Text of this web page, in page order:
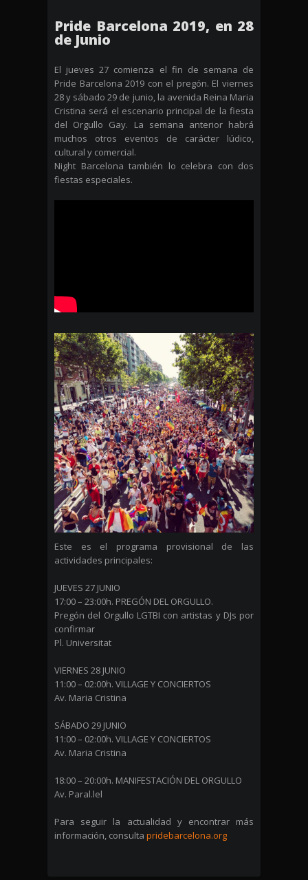
Pride Barcelona 2019, en 28
de Junio
El jueves 27 comienza el fin de semana de
Pride Barcelona 2019 con el pregón. El viernes
28 y sábado 29 de junio, la avenida Reina Maria
Cristina será el escenario principal de la fiesta
del Orgullo Gay. La semana anterior habrá
muchos otros eventos de carácter lúdico,
cultural y comercial.
Night Barcelona también lo celebra con dos
fiestas especiales.
Este es el programa provisional de las
actividades principales:
JUEVES 27 JUNIO
17:00 – 23:00h. PREGÓN DEL ORGULLO.
Pregón del Orgullo LGTBI con artistas y DJs por
confirmar
Pl. Universitat
VIERNES 28 JUNIO
11:00 – 02:00h. VILLAGE Y CONCIERTOS
Av. Maria Cristina
SÁBADO 29 JUNIO
11:00 – 02:00h. VILLAGE Y CONCIERTOS
Av. Maria Cristina
18:00 – 20:00h. MANIFESTACIÓN DEL ORGULLO
Av. Paral.lel
Para seguir la actualidad y encontrar más
información, consulta pridebarcelona.org